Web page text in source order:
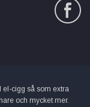
el-cigg så som extra
och mycket mer.